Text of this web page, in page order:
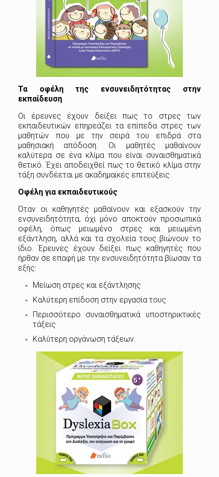
Τα οφέλη της ενσυνειδητότητας στην
εκπαίδευση
Οι έρευνες έχουν δείξει πως το στρες των
εκπαιδευτικών επηρεάζει τα επίπεδα στρες των
μαθητών που με την σειρά του επιδρά στα
μαθησιακή απόδοση. Οι μαθητές μαθαίνουν
καλύτερα σε ένα κλίμα που είναι συναισθηματικά
θετικό. Έχει αποδειχθεί πως το θετικό κλίμα στην
τάξη συνδέεται με ακαδημαϊκές επιτεύξεις.
Οφέλη για εκπαιδευτικούς
Όταν οι καθηγητές μαθαίνουν και εξασκούν την
ενσυνειδητότητα, όχι μόνο αποκτούν προσωπικά
οφέλη, όπως μειωμένο στρες και μειωμένη
εξάντληση, αλλά και τα σχολεία τους βιώνουν το
ίδιο. Έρευνες έχουν δείξει πως καθηγητές που
ήρθαν σε επαφή με την ενσυνειδητότητα βίωσαν τα
εξής:
Μείωση στρες και εξάντλησης
Καλύτερη επίδοση στην εργασία τους
Περισσότερο συναισθηματικά υποστηρικτικές
τάξεις
Καλύτερη οργάνωση τάξεων.